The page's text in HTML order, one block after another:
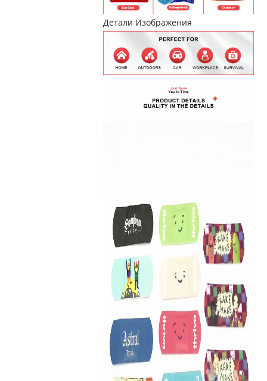
Детали Изображения